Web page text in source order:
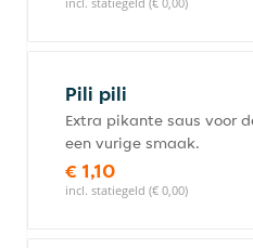
Pili pili
Extra pikante saus voor
een vurige smaak.
€ 1,10
incl. statiegeld (€ 0,00)